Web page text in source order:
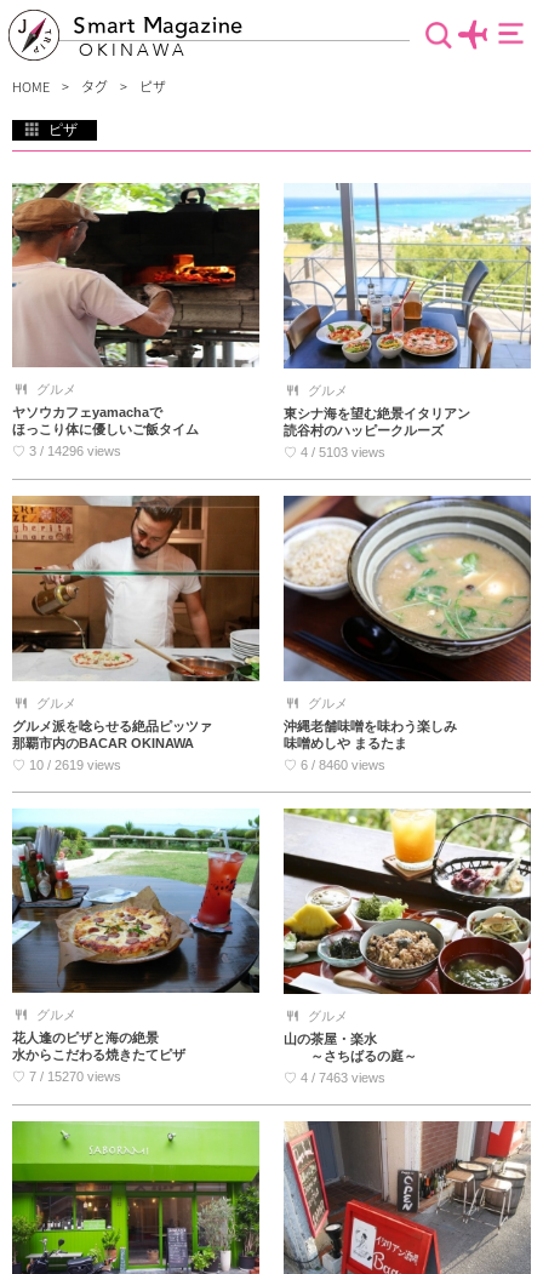
Smart Magazine
OKINAWA
HOME タグ ピザ
ピザ
のお店や、本場イタリアの味が再現されたお店まで！ピザと一緒に美味しい飲み物
やテラスから望める絶景、もうこれ以上ないぐらいの贅沢な時間を味わってみませ
んか？沖縄旅行でピザの食べ歩きもまた通な楽しみ方の一つです。
グルメ
ヤソウカフェyamachaで
ほっこり体に優しいご飯タイム
♡ 3 / 14296 views
グルメ
東シナ海を望む絶景イタリアン
読谷村のハッピークルーズ
♡ 4 / 5103 views
グルメ
グルメ派を唸らせる絶品ピッツァ
那覇市内のBACAR OKINAWA
♡ 10 / 2619 views
グルメ
沖縄老舗味噌を味わう楽しみ
味噌めしや まるたま
♡ 6 / 8460 views
グルメ
花人逢のピザと海の絶景
水からこだわる焼きたてピザ
♡ 7 / 15270 views
グルメ
山の茶屋・楽水
～さちばるの庭～
♡ 4 / 7463 views